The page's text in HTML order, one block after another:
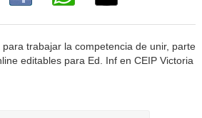
trabajar la competencia de unir, parte
editables para Ed. Inf en CEIP Victoria